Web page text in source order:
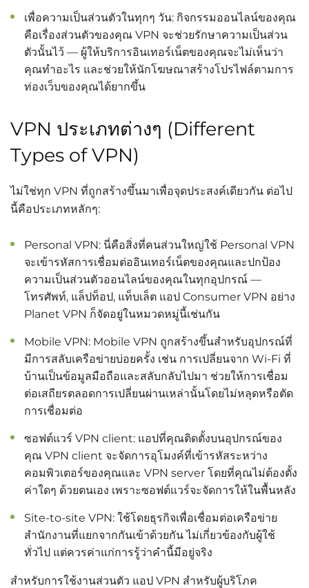
เพื่อความเป็นส่วนตัวในทุกๆ วัน: กิจกรรมออนไลน์ของคุณ
คือเรื่องส่วนตัวของคุณ VPN จะช่วยรักษาความเป็นส่วน
ตัวนั้นไว้ — ผู้ให้บริการอินเทอร์เน็ตของคุณจะไม่เห็นว่า
คุณทำอะไร และช่วยให้นักโฆษณาสร้างโปรไฟล์ตามการ
ท่องเว็บของคุณได้ยากขึ้น
VPN ประเภทต่างๆ (Different
Types of VPN)
ไม่ใช่ทุก VPN ที่ถูกสร้างขึ้นมาเพื่อจุดประสงค์เดียวกัน ต่อไป
นี้คือประเภทหลักๆ:
Personal VPN: นี่คือสิ่งที่คนส่วนใหญ่ใช้ Personal VPN
จะเข้ารหัสการเชื่อมต่ออินเทอร์เน็ตของคุณและปกป้อง
ความเป็นส่วนตัวออนไลน์ของคุณในทุกอุปกรณ์ —
โทรศัพท์, แล็ปท็อป, แท็บเล็ต แอป Consumer VPN อย่าง
Planet VPN ก็จัดอยู่ในหมวดหมู่นี้เช่นกัน
Mobile VPN: Mobile VPN ถูกสร้างขึ้นสำหรับอุปกรณ์ที่
มีการสลับเครือข่ายบ่อยครั้ง เช่น การเปลี่ยนจาก Wi-Fi ที่
บ้านเป็นข้อมูลมือถือและสลับกลับไปมา ช่วยให้การเชื่อม
ต่อเสถียรตลอดการเปลี่ยนผ่านเหล่านั้นโดยไม่หลุดหรือตัด
การเชื่อมต่อ
ซอฟต์แวร์ VPN client: แอปที่คุณติดตั้งบนอุปกรณ์ของ
คุณ VPN client จะจัดการอุโมงค์ที่เข้ารหัสระหว่าง
คอมพิวเตอร์ของคุณและ VPN server โดยที่คุณไม่ต้องตั้ง
ค่าใดๆ ด้วยตนเอง เพราะซอฟต์แวร์จะจัดการให้ในพื้นหลัง
Site-to-site VPN: ใช้โดยธุรกิจเพื่อเชื่อมต่อเครือข่าย
สำนักงานที่แยกจากกันเข้าด้วยกัน ไม่เกี่ยวข้องกับผู้ใช้
ทั่วไป แต่ควรค่าแก่การรู้ว่าคำนี้มีอยู่จริง
สำหรับการใช้งานส่วนตัว แอป VPN สำหรับผู้บริโภค